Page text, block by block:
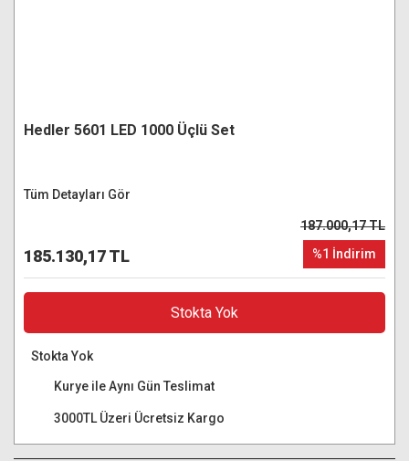
Hedler 5601 LED 1000 Üçlü Set
Tüm Detayları Gör
185.130,17 TL
187.000,17 TL
%1 İndirim
Stokta Yok
Stokta Yok
Kurye ile Aynı Gün Teslimat
3000TL Üzeri Ücretsiz Kargo